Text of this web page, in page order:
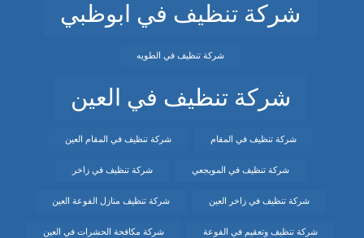
شركة تنظيف في ابوظبي
شركة تنظيف في الطويه
شركة تنظيف في العين
شركة تنظيف في المقام شركة تنظيف في المقام العين
شركة تنظيف في المويجعي شركة تنظيف في زاخر
شركة تنظيف في زاخر العين شركة تنظيف منازل الفوعة العين
شركة تنظيف وتعقيم في الفوعة شركة مكافحة الحشرات في العين